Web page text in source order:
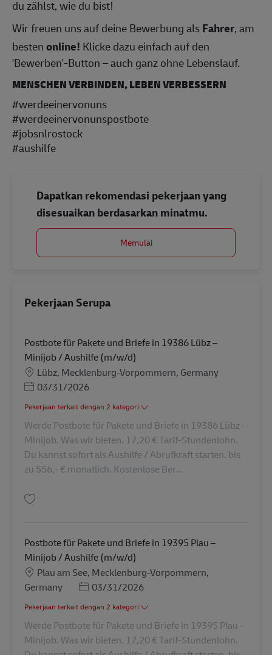
du zählst, wie du bist!
Wir freuen uns auf deine Bewerbung alsFahrer, am
bestenonline! Klicke dazu einfach auf den
'Bewerben'-Button – auch ganz ohne Lebenslauf.
MENSCHEN VERBINDEN, LEBEN VERBESSERN
#werdeeinervonuns
#werdeeinervonunspostbote
#jobsnlrostock
#aushilfe
Dapatkan rekomendasi pekerjaan yang
disesuaikan berdasarkan minatmu.
Memulai
Pekerjaan Serupa
Postbote für Pakete und Briefe in 19386 Lübz –
Minijob / Aushilfe (m/w/d)
LokasiLübz, Mecklenburg-Vorpommern, Germany
Posted Date
03/31/2026
Pekerjaan terkait dengan 2 kategori
Werde Postbote für Pakete und Briefe in 19386 Lübz -
Minijob. Was wir bieten. 17,20 € Tarif-Stundenlohn.
Du kannst sofort als Aushilfe / Abrufkraft starten. bis
zu 556,- € monatlich. Kostenlose Ber...
Postbote für Pakete und Briefe in 19395 Plau –
Minijob / Aushilfe (m/w/d)
LokasiPlau am See, Mecklenburg-Vorpommern,
Germany
Posted Date
03/31/2026
Pekerjaan terkait dengan 2 kategori
Werde Postbote für Pakete und Briefe in 19395 Plau -
Minijob. Was wir bieten. 17,20 € Tarif-Stundenlohn.